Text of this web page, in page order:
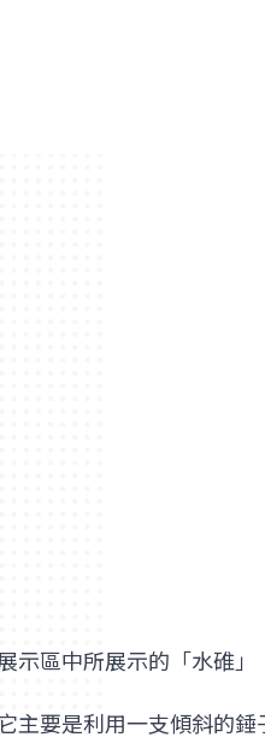
示區中所展示的「水碓
主要是利用一支傾斜的